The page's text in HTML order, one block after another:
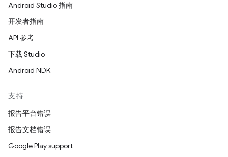
Android Studio 指南
开发者指南
API 参考
下载 Studio
Android NDK
支持
报告平台错误
报告文档错误
Google Play support